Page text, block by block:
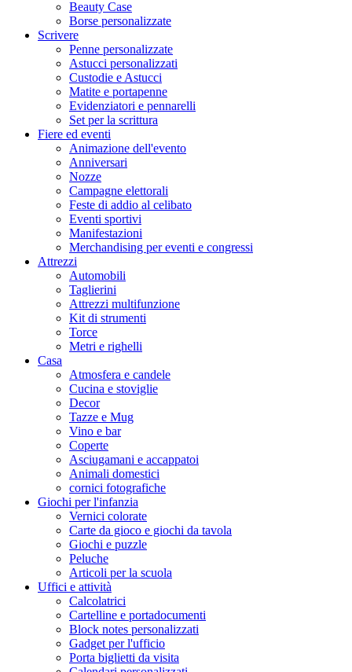
Beauty Case
Borse personalizzate
Scrivere
Penne personalizzate
Astucci personalizzati
Custodie e Astucci
Matite e portapenne
Evidenziatori e pennarelli
Set per la scrittura
Fiere ed eventi
Animazione dell'evento
Anniversari
Nozze
Campagne elettorali
Feste di addio al celibato
Eventi sportivi
Manifestazioni
Merchandising per eventi e congressi
Attrezzi
Automobili
Taglierini
Attrezzi multifunzione
Kit di strumenti
Torce
Metri e righelli
Casa
Atmosfera e candele
Cucina e stoviglie
Decor
Tazze e Mug
Vino e bar
Coperte
Asciugamani e accappatoi
Animali domestici
cornici fotografiche
Giochi per l'infanzia
Vernici colorate
Carte da gioco e giochi da tavola
Giochi e puzzle
Peluche
Articoli per la scuola
Uffici e attività
Calcolatrici
Cartelline e portadocumenti
Block notes personalizzati
Gadget per l'ufficio
Porta biglietti da visita